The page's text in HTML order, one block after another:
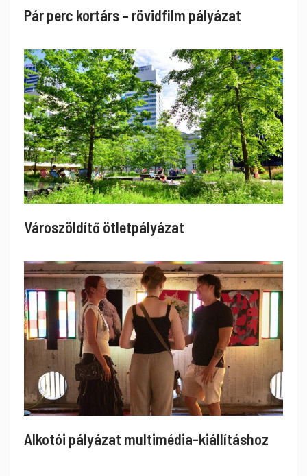
Pár perc kortárs – rövidfilm pályázat
Városzöldítő ötletpályázat
Alkotói pályázat multimédia-kiállításhoz